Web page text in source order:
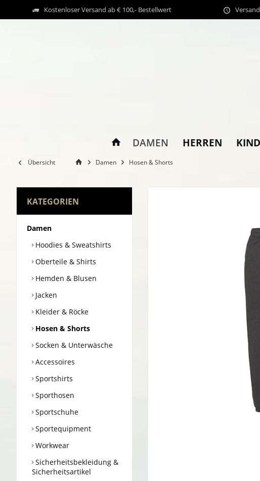
Kostenloser Versand ab € 100,- Bestellwert
DAMEN HERREN
Übersicht Damen Hosen & Shorts
KATEGORIEN
Damen
Hoodies & Sweatshirts
Oberteile & Shirts
Hemden & Blusen
Jacken
Kleider & Röcke
Hosen & Shorts
Socken & Unterwäsche
Accessoires
Sportshirts
Sporthosen
Sportschuhe
Sportequipment
Workwear
Sicherheitsbekleidung &
Sicherheitsartikel